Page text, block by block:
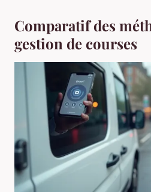
Comparatif des
gestion de courses